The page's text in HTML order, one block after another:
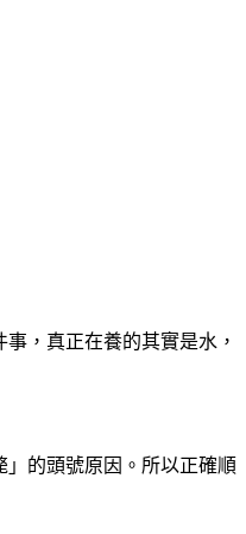
， 真正在養的其實是水 ，
的頭號原因。所以正確順